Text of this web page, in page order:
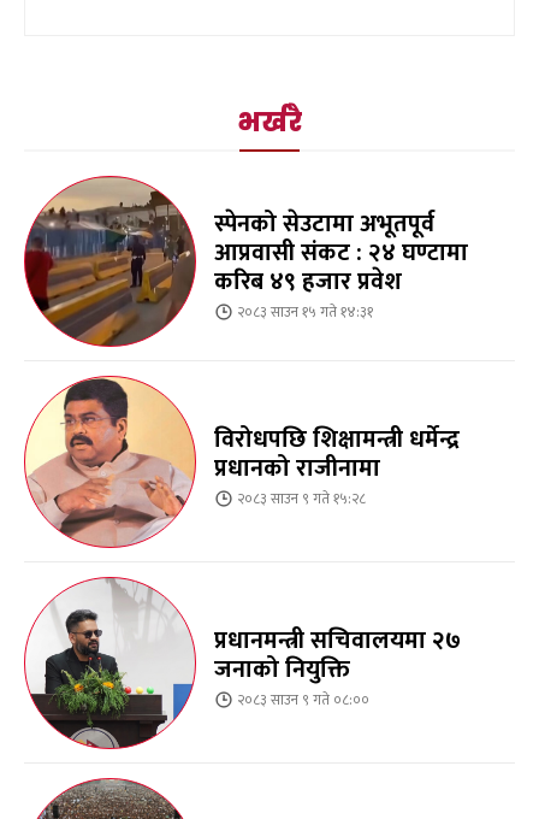
भर्खरै
स्पेनको सेउटामा अभूतपूर्व
आप्रवासी संकट : २४ घण्टामा
करिब ४९ हजार प्रवेश
२०८३ साउन १५ गते १४:३१
विरोधपछि शिक्षामन्त्री धर्मेन्द्र
प्रधानको राजीनामा
२०८३ साउन ९ गते १५:२८
प्रधानमन्त्री सचिवालयमा २७
जनाको नियुक्ति
२०८३ साउन ९ गते ०८:००